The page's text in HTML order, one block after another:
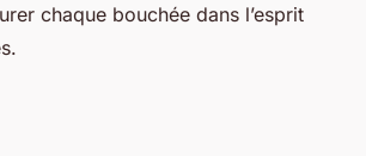
chaque bouchée dans l’esprit